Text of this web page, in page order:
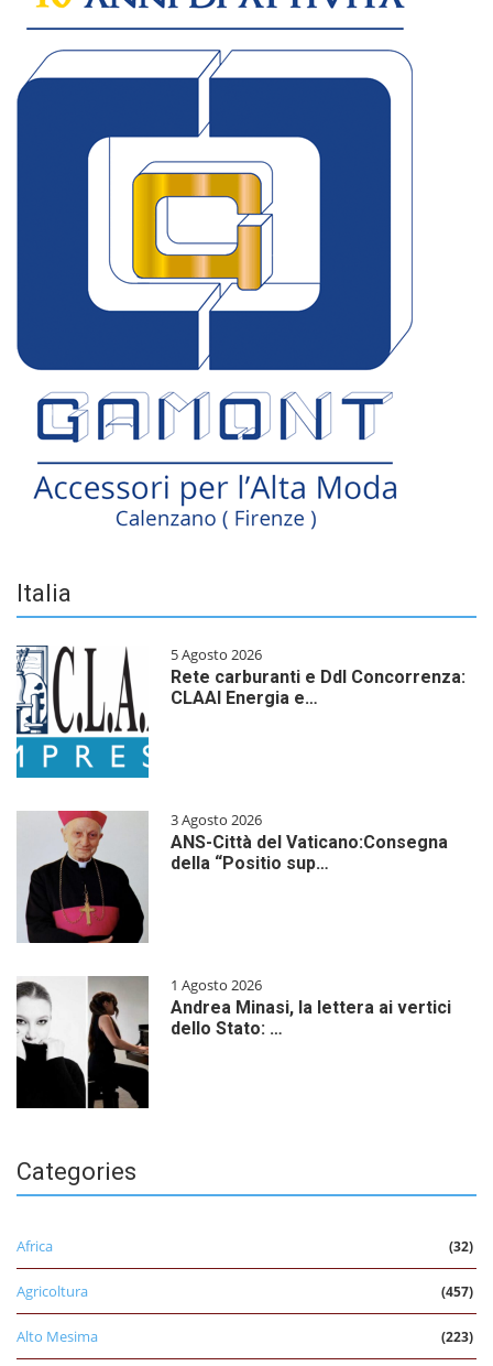
Italia
5 Agosto 2026
Rete carburanti e Ddl Concorrenza:
CLAAI Energia e…
3 Agosto 2026
ANS-Città del Vaticano:Consegna
della “Positio sup…
1 Agosto 2026
Andrea Minasi, la lettera ai vertici
dello Stato: …
Categories
Africa (32)
Agricoltura (457)
Alto Mesima (223)